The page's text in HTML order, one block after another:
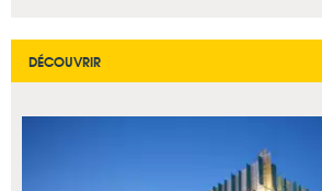
DÉCOUVRIR